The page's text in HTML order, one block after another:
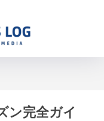
ン完全ガイ